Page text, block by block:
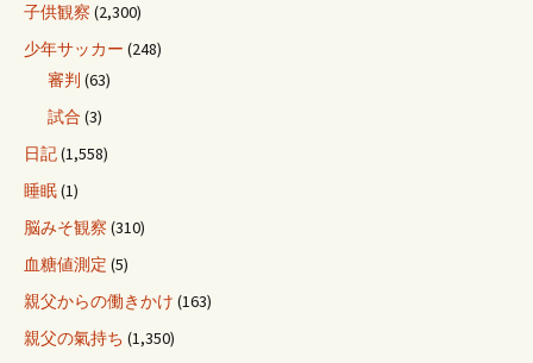
子供観察 (2,300)
少年サッカー (248)
審判 (63)
試合 (3)
日記(1,558)
睡眠(1)
脳みそ観察 (310)
血糖値測定 (5)
親父からの働きかけ (163)
親父の氣持ち (1,350)